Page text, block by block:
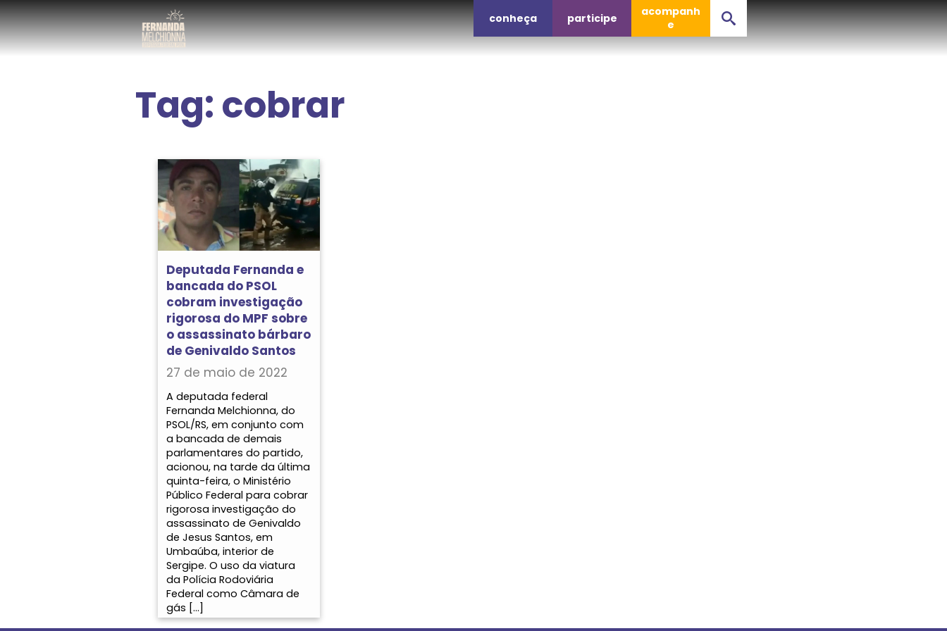
conheça participe
acompanh
e
Tag:cobrar
Deputada Fernanda e
bancada do PSOL
cobram investigação
rigorosa do MPF sobre
o assassinato bárbaro
de Genivaldo Santos
27 de maio de 2022
A deputada federal
Fernanda Melchionna, do
PSOL/RS, em conjunto com
a bancada de demais
parlamentares do partido,
acionou, na tarde da última
quinta-feira, o Ministério
Público Federal para cobrar
rigorosa investigação do
assassinato de Genivaldo
de Jesus Santos, em
Umbaúba, interior de
Sergipe. O uso da viatura
da Polícia Rodoviária
Federal como Câmara de
gás […]